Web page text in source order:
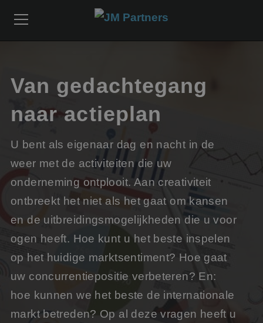
Van gedachtegang
naar actieplan
U bent als eigenaar dag en nacht in de
weer met de activiteiten die uw
onderneming ontplooit. Aan creativiteit
ontbreekt het niet als het gaat om kansen
en de uitbreidingsmogelijkheden die u voor
ogen heeft. Hoe kunt u het beste inspelen
op het huidige marktsentiment? Hoe gaat
uw concurrentiepositie verbeteren? En:
hoe kunnen we het beste de internationale
markt betreden? Op al deze vragen heeft u